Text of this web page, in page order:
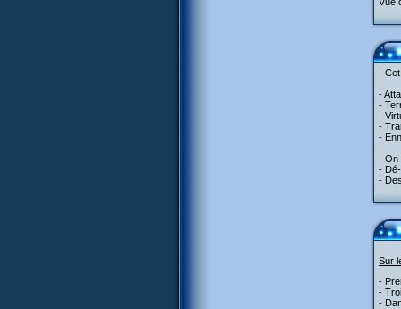
-
-
-
-
-
-
- On
-
-
Sur
-
-
-